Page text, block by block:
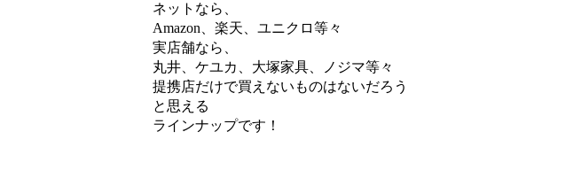
ネットなら、
Amazon、楽天、ユニクロ等々
実店舗なら、
丸井、ケユカ、大塚家具、ノジマ等々
提携店だけで買えないものはないだろう
と思える
ラインナップです！